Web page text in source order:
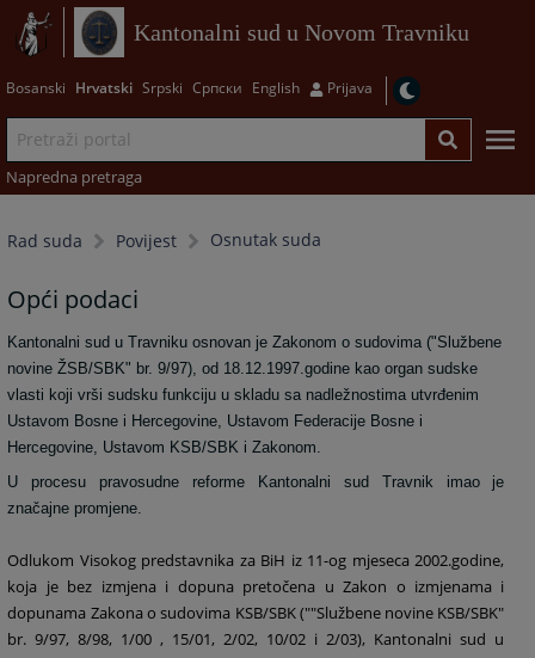
Kantonalni sud u Novom Travniku
Bosanski Hrvatski Srpski Српски English Prijava
Napredna pretraga
Rad suda Povijest Osnutak suda
Opći podaci
Kantonalni sud u Travniku osnovan je Zakonom o sudovima ("Službene
novine ŽSB/SBK" br. 9/97), od 18.12.1997.godine kao organ sudske
vlasti koji vrši sudsku funkciju u skladu sa nadležnostima utvrđenim
Ustavom Bosne i Hercegovine, Ustavom Federacije Bosne i
Hercegovine, Ustavom KSB/SBK i Zakonom.
U procesu pravosudne reforme Kantonalni sud Travnik imao je
značajne promjene.
Odlukom Visokog predstavnika za BiH iz 11-og mjeseca 2002.godine,
koja je bez izmjena i dopuna pretočena u Zakon o izmjenama i
dopunama Zakona o sudovima KSB/SBK (""Službene novine KSB/SBK"
br. 9/97, 8/98, 1/00 , 15/01, 2/02, 10/02 i 2/03), Kantonalni sud u